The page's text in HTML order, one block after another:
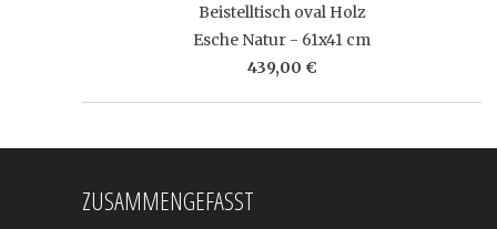
Beistelltisch oval Holz
Esche Natur - 61x41 cm
439,00 €
ZUSAMMENGEFASST